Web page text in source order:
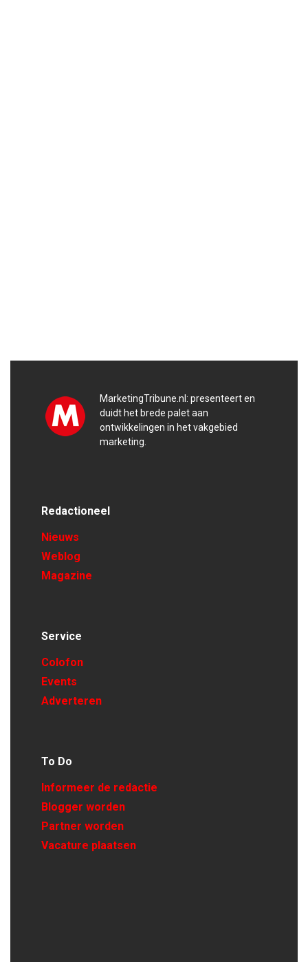
MarketingTribune.nl: presenteert en
duidt het brede palet aan
ontwikkelingen in het vakgebied
marketing.
Redactioneel
Nieuws
Weblog
Magazine
Service
Colofon
Events
Adverteren
To Do
Informeer de redactie
Blogger worden
Partner worden
Vacature plaatsen